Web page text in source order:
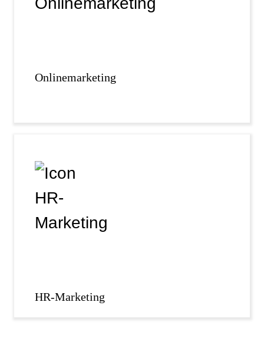
Onlinemarketing
HR-Marketing